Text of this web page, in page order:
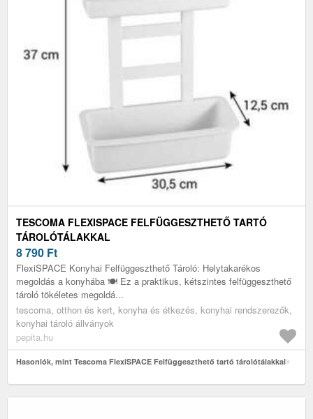
TESCOMA FLEXISPACE FELFÜGGESZTHETŐ TARTÓ
TÁROLÓTÁLAKKAL
8 790 Ft
FlexiSPACE Konyhai Felfüggeszthető Tároló: Helytakarékos
megoldás a konyhába 🍽️ Ez a praktikus, kétszintes felfüggeszthető
tároló tökéletes megoldá...
tescoma, otthon és kert, konyha és étkezés, konyhai rendszerezők,
konyhai tároló állványok
pepita.hu
Hasonlók, mint Tescoma FlexiSPACE Felfüggeszthető tartó tárolótálakkal